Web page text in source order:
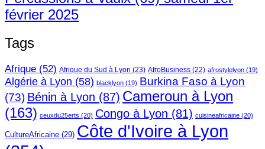
février 2025
Tags
Afrique (52) Afrique du Sud à Lyon (23) AfroBusiness (22) afrostylelyon (19)
Algérie à Lyon (58) blacklyon (19) Burkina Faso à Lyon
(73) Bénin à Lyon (87) Cameroun à Lyon
(163) ceuxdu25erts (20) Congo à Lyon (81) cuisineafricaine (20)
CultureAfricaine (29) Côte d'Ivoire à Lyon